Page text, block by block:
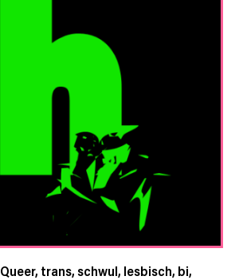
Queer, trans, schwul, lesbisch, bi,